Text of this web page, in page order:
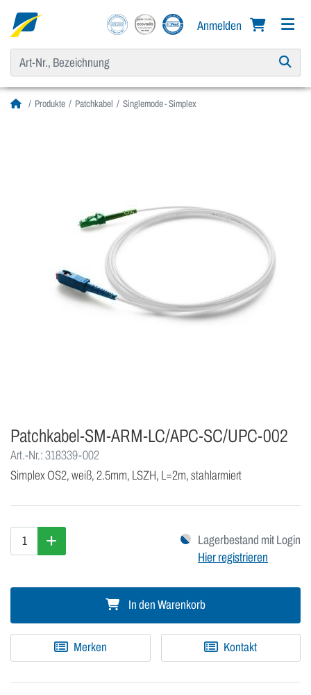
Anmelden
Produkte Patchkabel Singlemode - Simplex
Patchkabel-SM-ARM-LC/APC-SC/UPC-002
Art.-Nr.: 318339-002
Simplex OS2, weiß, 2.5mm, LSZH, L=2m, stahlarmiert
Lagerbestand mit Login
Hier registrieren
In den Warenkorb
Merken Kontakt